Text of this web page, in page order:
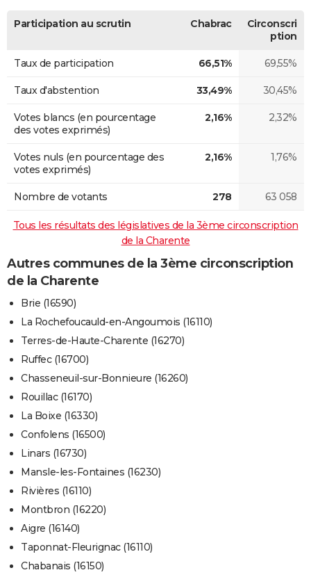
Participation au scrutin Chabrac
Circonscri
ption
Taux de participation 66,51% 69,55%
Taux d'abstention 33,49% 30,45%
Votes blancs (en pourcentage
des votes exprimés)
2,16% 2,32%
Votes nuls (en pourcentage des
votes exprimés)
2,16% 1,76%
Nombre de votants 278 63 058
Tous les résultats des législatives de la 3ème circonscription
de la Charente
Autres communes de la 3ème circonscription
de la Charente
Brie (16590)
La Rochefoucauld-en-Angoumois (16110)
Terres-de-Haute-Charente (16270)
Ruffec (16700)
Chasseneuil-sur-Bonnieure (16260)
Rouillac (16170)
La Boixe (16330)
Confolens (16500)
Linars (16730)
Mansle-les-Fontaines (16230)
Rivières (16110)
Montbron (16220)
Aigre (16140)
Taponnat-Fleurignac (16110)
Chabanais (16150)